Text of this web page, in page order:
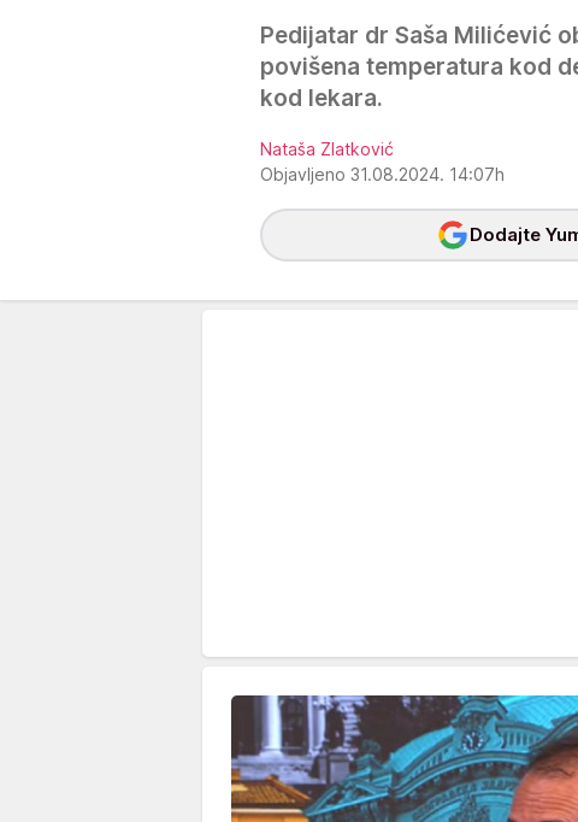
Pedijatar dr Saša Milićević
povišena temperatura kod
kod lekara.
Nataša Zlatković
Objavljeno 31.08.2024. 14:07h
Dodajte